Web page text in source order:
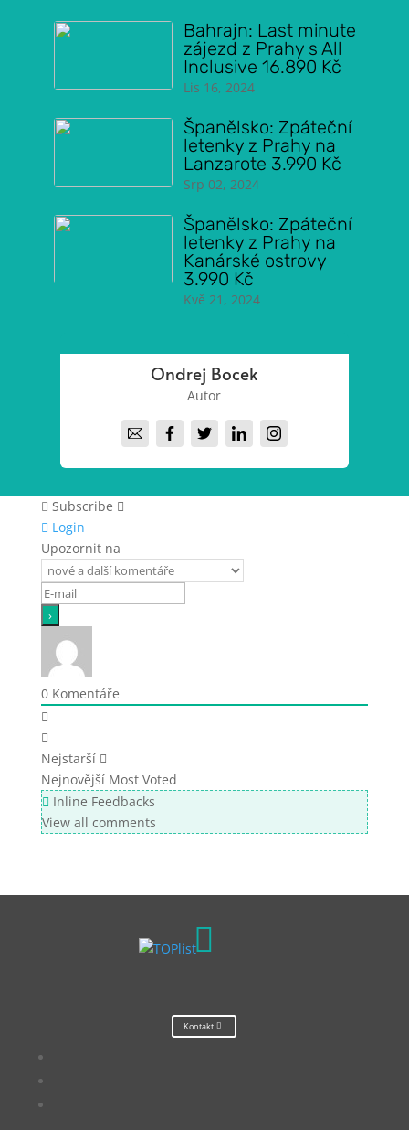
Bahrajn: Last minute
zájezd z Prahy s All
Inclusive 16.890 Kč
Lis 16, 2024
Španělsko: Zpáteční
letenky z Prahy na
Lanzarote 3.990 Kč
Srp 02, 2024
Španělsko: Zpáteční
letenky z Prahy na
Kanárské ostrovy
3.990 Kč
Kvě 21, 2024
Ondrej Bocek
Autor
Subscribe
Login
Upozornit na
0Komentáře
Nejstarší
Nejnovější Most Voted
Inline Feedbacks
View all comments

Kontakt